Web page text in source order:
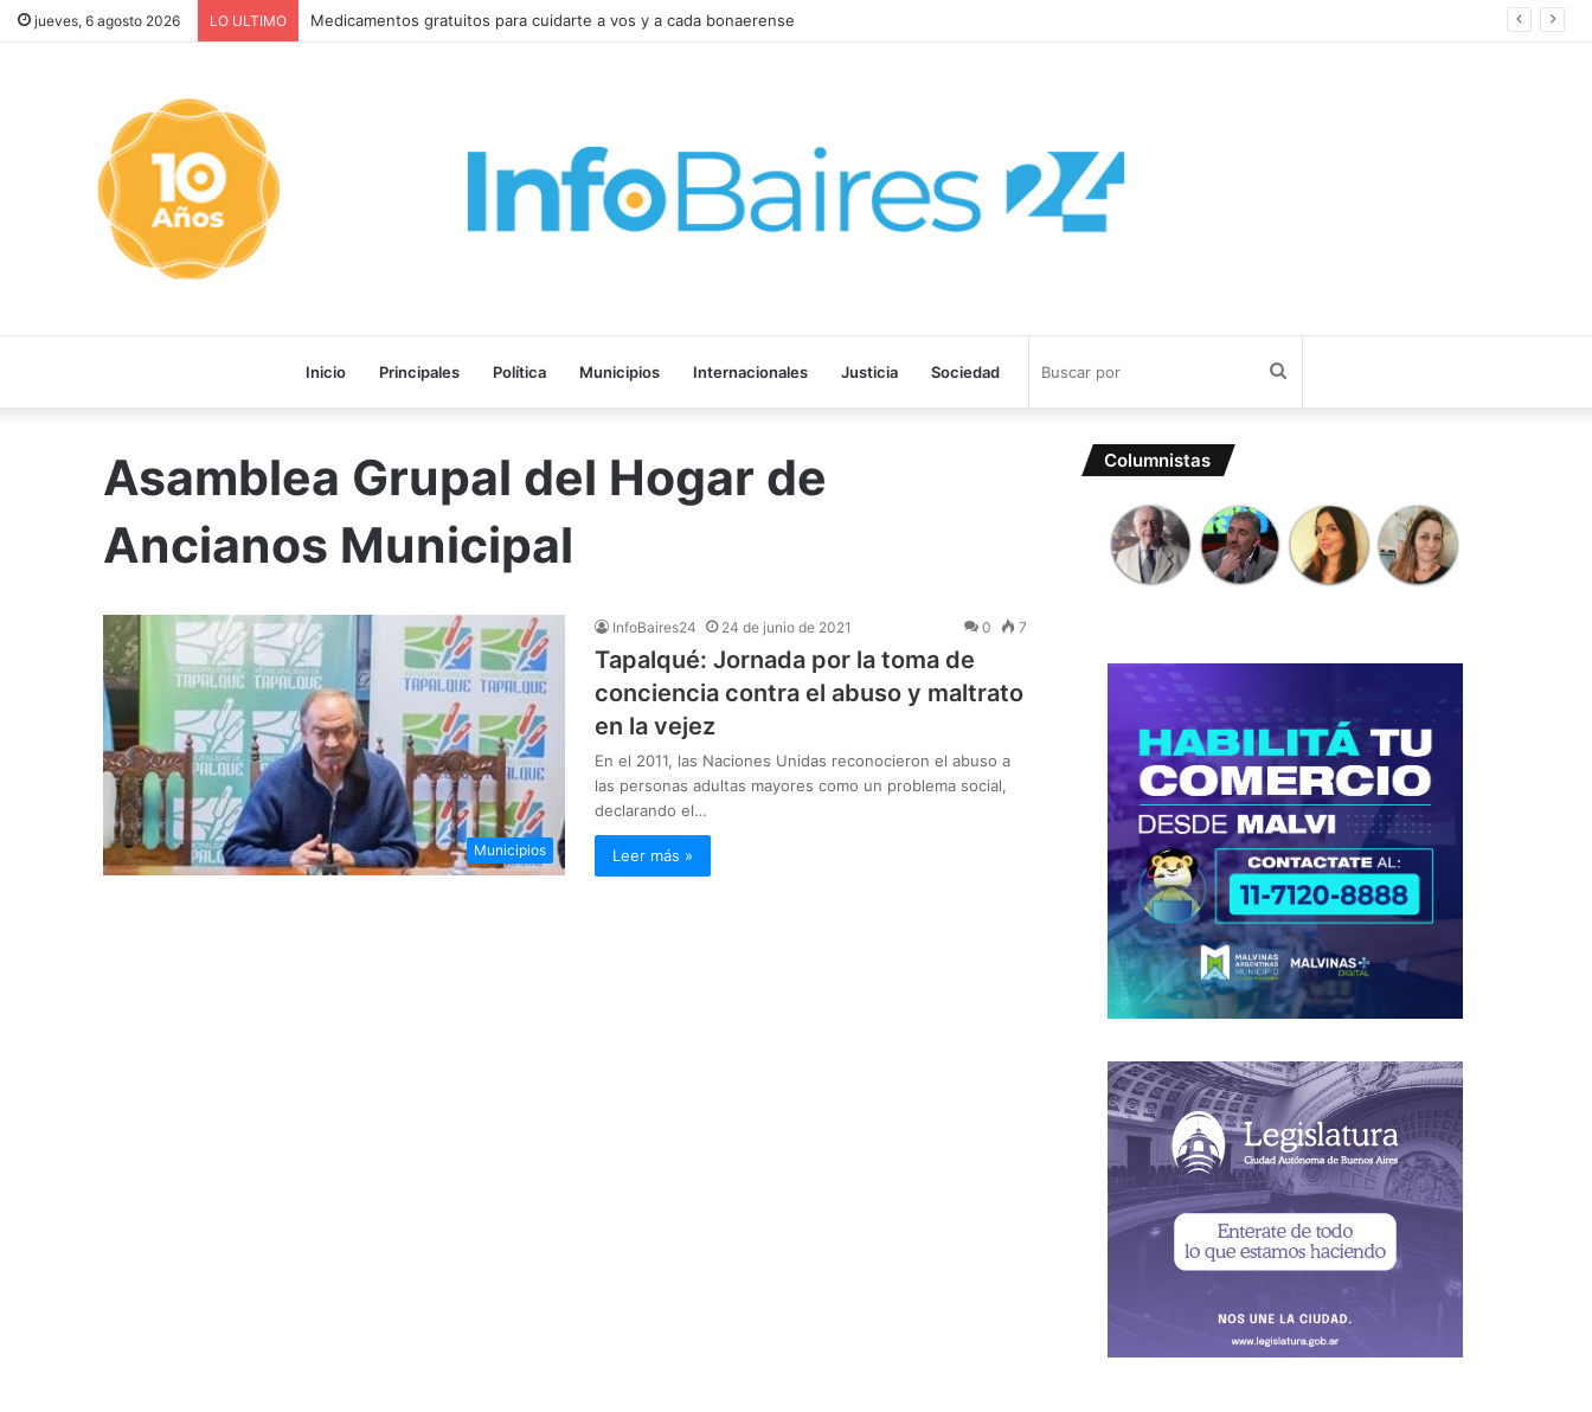
jueves, 6 agosto 2026 LO ULTIMO Medicamentos gratuitos para cuidarte a vos y a cada bonaerense
Inicio Principales Política Municipios Internacionales Justicia Sociedad
Asamblea Grupal del Hogar de
Ancianos Municipal
Municipios
InfoBaires24 24 de junio de 2021 0 7
Tapalqué: Jornada por la toma de
conciencia contra el abuso y maltrato
en la vejez
En el 2011, las Naciones Unidas reconocieron el abuso a
las personas adultas mayores como un problema social,
declarando el…
Leer más »
Columnistas